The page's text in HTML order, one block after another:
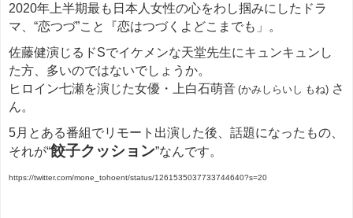
2020年上半期最も日本人女性の心をわし掴みにしたドラ
マ、“恋つづ”こと『恋はつづくよどこまでも」。
佐藤健演じるドSでイケメンな天堂先生にキュンキュンし
た方、多いのではないでしょうか。
ヒロイン七瀬を演じた女優・上白石萌音 (かみしらいし もね) さ
ん。
5月とある番組でリモート出演した後、話題になったもの、
それが“餃子クッション”なんです。
https://twitter.com/mone_tohoent/status/1261535037733744640?s=20